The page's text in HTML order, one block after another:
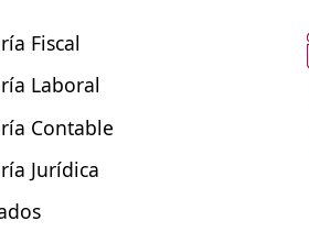
Fiscal
Laboral
Contable
Jurídica